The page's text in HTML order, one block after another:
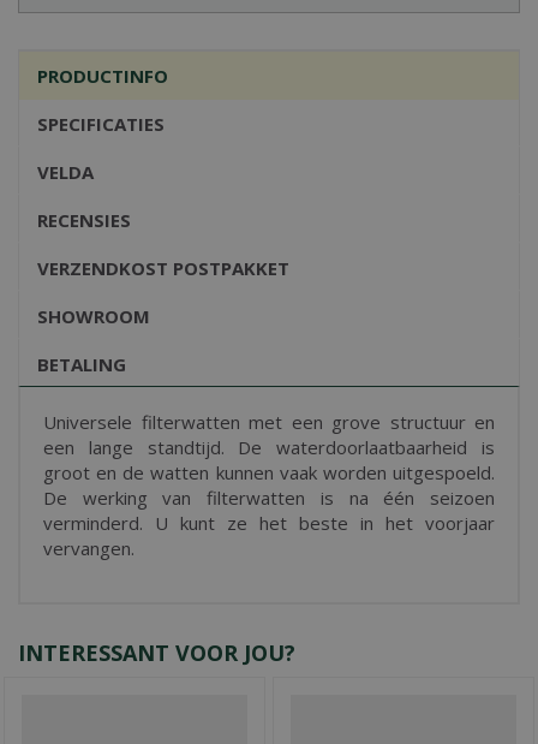
PRODUCTINFO
SPECIFICATIES
VELDA
RECENSIES
VERZENDKOST POSTPAKKET
SHOWROOM
BETALING
Universele filterwatten met een grove structuur en
een lange standtijd. De waterdoorlaatbaarheid is
groot en de watten kunnen vaak worden uitgespoeld.
De werking van filterwatten is na één seizoen
verminderd. U kunt ze het beste in het voorjaar
vervangen.
INTERESSANT VOOR JOU?